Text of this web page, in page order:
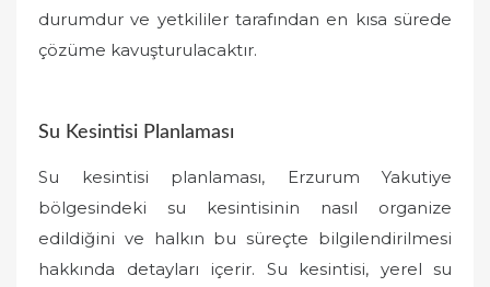
durumdur ve yetkililer tarafından en kısa sürede
çözüme kavuşturulacaktır.
Su Kesintisi Planlaması
Su kesintisi planlaması, Erzurum Yakutiye
bölgesindeki su kesintisinin nasıl organize
edildiğini ve halkın bu süreçte bilgilendirilmesi
hakkında detayları içerir. Su kesintisi, yerel su